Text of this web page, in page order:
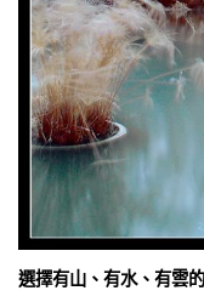
選擇有山、有水、有雲